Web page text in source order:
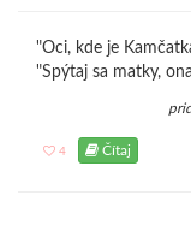
"Oci, kde je
"Spýtaj sa matky,
4 Čítaj